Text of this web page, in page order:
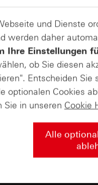
hoch risikoreiche
auf
& Analysen
Archiv
Archiv
und Dienste
werden daher
Ihre Einstellungen
ob Sie diesen
Entscheiden Sie
optionalen Cookies
in unseren Cookie
Alle